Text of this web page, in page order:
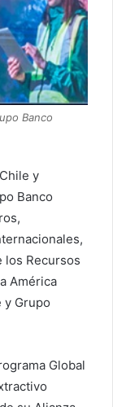
Banco
y
Banco
los Recursos
América
y Grupo
Global